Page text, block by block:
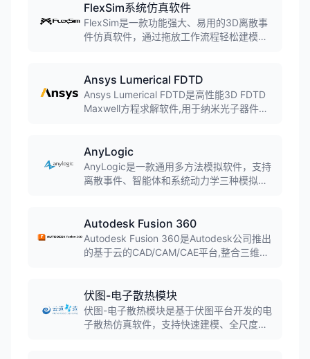
FlexSim系统仿真软件
FlexSim是一款功能强大、易用的3D离散事
件仿真软件，通过拖放工作流程轻松建模生
块可添加输送系统、自动导引车(AGV)、仓
储系统等。
Ansys Lumerical FDTD
Ansys Lumerical FDTD是高性能3D FDTD
Maxwell方程求解软件,用于纳米光子器件、
AnyLogic
AnyLogic是一款通用多方法模拟软件，支持
离散事件、智能体和系统动力学三种模拟方
Autodesk Fusion 360
Autodesk Fusion 360是Autodesk公司推出
的基于云的CAD/CAM/CAE平台,整合三维建
建模,实现桌面软件与云计算的结合,广泛应用
于产品设计、机械制造和工业设计领域。
伏图-电子散热模块
伏图-电子散热模块是基于伏图平台开发的电
子散热仿真软件，支持快速建模、全尺度热